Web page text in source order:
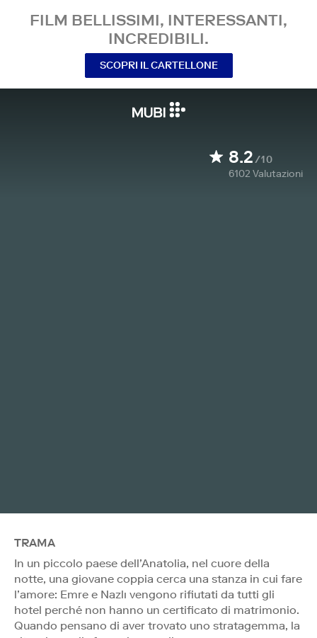
FILM BELLISSIMI, INTERESSANTI,
INCREDIBILI.
SCOPRI IL CARTELLONE
8.2/10
6102 Valutazioni
TRAMA
In un piccolo paese dell’Anatolia, nel cuore della
notte, una giovane coppia cerca una stanza in cui fare
l’amore: Emre e Nazlı vengono rifiutati da tutti gli
hotel perché non hanno un certificato di matrimonio.
Quando pensano di aver trovato uno stratagemma, la